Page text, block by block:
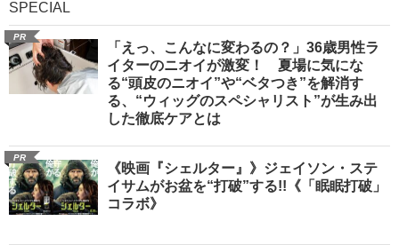
SPECIAL
PR
「えっ、こんなに変わるの？」36歳男性ラ
イターのニオイが激変！ 夏場に気にな
る“頭皮のニオイ”や“ベタつき”を解消す
る、“ウィッグのスペシャリスト”が生み出
した徹底ケアとは
PR
《映画『シェルター』》ジェイソン・ステ
イサムがお盆を“打破”する!!《「眠眠打破」
コラボ》